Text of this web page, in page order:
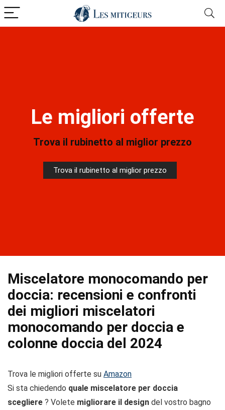
Le migliori offerte
Trova il rubinetto al miglior prezzo
Trova il rubinetto al miglior prezzo
Miscelatore monocomando per
doccia: recensioni e confronti
dei migliori miscelatori
monocomando per doccia e
colonne doccia del 2024
Trova le migliori offerte su Amazon
Si sta chiedendo quale miscelatore per doccia
scegliere ? Volete migliorare il design del vostro bagno